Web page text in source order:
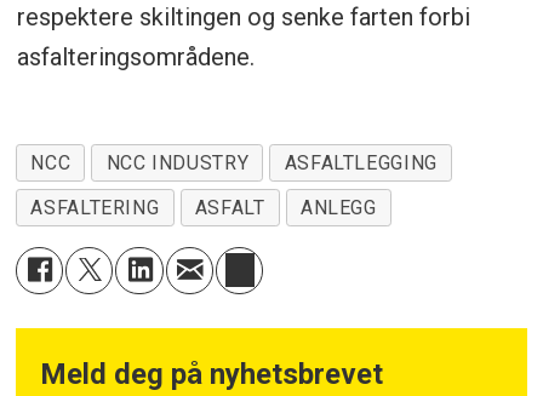
respektere skiltingen og senke farten forbi
asfalteringsområdene.
NCC NCC INDUSTRY
ASFALTLEGGING
ASFALTERING
ASFALT ANLEGG
Meld deg på nyhetsbrevet